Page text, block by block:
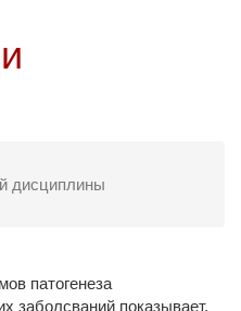
дисциплины
патогенеза
заболсваний показывает,